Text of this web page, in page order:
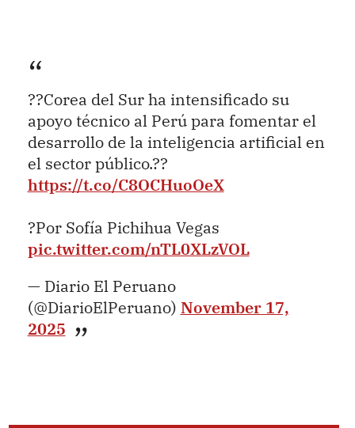
??Corea del Sur ha intensificado su
apoyo técnico al Perú para fomentar el
desarrollo de la inteligencia artificial en
el sector público.??
https://t.co/C8OCHuoOeX
?Por Sofía Pichihua Vegas
pic.twitter.com/nTL0XLzVOL
— Diario El Peruano
(@DiarioElPeruano) November 17,
2025